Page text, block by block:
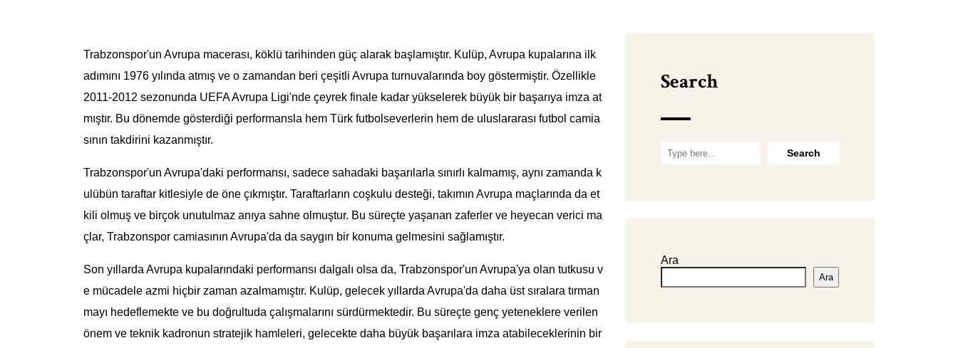
Trabzonspor'un Avrupa macerası, köklü tarihinden güç alarak başlamıştır. Kulüp, Avrupa kupalarına ilk
adımını 1976 yılında atmış ve o zamandan beri çeşitli Avrupa turnuvalarında boy göstermiştir. Özellikle
2011-2012 sezonunda UEFA Avrupa Ligi'nde çeyrek finale kadar yükselerek büyük bir başarıya imza at
mıştır. Bu dönemde gösterdiği performansla hem Türk futbolseverlerin hem de uluslararası futbol camia
sının takdirini kazanmıştır.
Trabzonspor'un Avrupa'daki performansı, sadece sahadaki başarılarla sınırlı kalmamış, aynı zamanda k
ulübün taraftar kitlesiyle de öne çıkmıştır. Taraftarların coşkulu desteği, takımın Avrupa maçlarında da et
kili olmuş ve birçok unutulmaz anıya sahne olmuştur. Bu süreçte yaşanan zaferler ve heyecan verici ma
çlar, Trabzonspor camiasının Avrupa'da da saygın bir konuma gelmesini sağlamıştır.
Son yıllarda Avrupa kupalarındaki performansı dalgalı olsa da, Trabzonspor'un Avrupa'ya olan tutkusu v
e mücadele azmi hiçbir zaman azalmamıştır. Kulüp, gelecek yıllarda Avrupa'da daha üst sıralara tırman
mayı hedeflemekte ve bu doğrultuda çalışmalarını sürdürmektedir. Bu süreçte genç yeteneklere verilen
önem ve teknik kadronun stratejik hamleleri, gelecekte daha büyük başarılara imza atabileceklerinin bir
Search
Ara
Ara